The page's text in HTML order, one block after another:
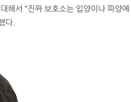
해서 “진짜 보호소는 입양이나 파양에
다.